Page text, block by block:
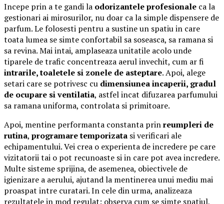
Incepe prin a te gandi la odorizantele profesionale ca la
gestionari ai mirosurilor, nu doar ca la simple dispensere de
parfum. Le folosesti pentru a sustine un spatiu in care
toata lumea se simte confortabil sa soseasca, sa ramana si
sa revina. Mai intai, amplaseaza unitatile acolo unde
tiparele de trafic concentreaza aerul invechit, cum ar fi
intrarile, toaletele si zonele de asteptare. Apoi, alege
setari care se potrivesc cu dimensiunea incaperii, gradul
de ocupare si ventilatia, astfel incat difuzarea parfumului
sa ramana uniforma, controlata si primitoare.
Apoi, mentine performanta constanta prinreumpleri de
rutina, programare temporizata si verificari ale
echipamentului. Vei crea o experienta de incredere pe care
vizitatorii tai o pot recunoaste si in care pot avea incredere.
Multe sisteme sprijina, de asemenea, obiectivele de
igienizare a aerului, ajutand la mentinerea unui mediu mai
proaspat intre curatari. In cele din urma, analizeaza
rezultatele in mod regulat: observa cum se simte spatiul,